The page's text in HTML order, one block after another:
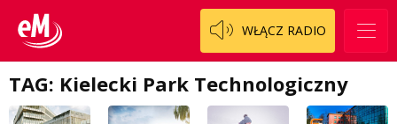
WŁĄCZ RADIO
TAG: Kielecki Park Technologiczny